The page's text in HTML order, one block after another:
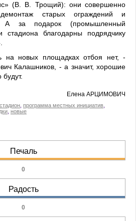
(В. В. Трощий): они совершенно
старых ограждений и
А за подарок (промышленный
стадиона благодарны подрядчику
на новых площадках отбоя нет, -
Калашников, - а значит, хорошие
будут.
Елена АРЦИМОВИЧ
стадион программа местных инициатив
новые
Печаль
0
Радость
0